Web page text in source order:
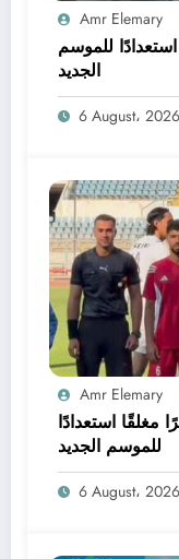
Amr Elemary
للموسم
الجديد
6 August، 2026
Amr Elemary
مغلقًا استعدادًا
للموسم الجديد
6 August، 2026